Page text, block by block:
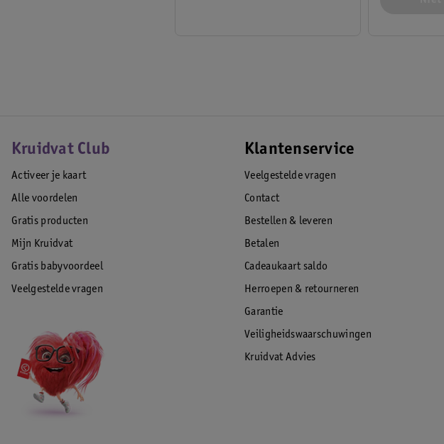
Kruidvat Club
Activeer je kaart
Alle voordelen
Gratis producten
Mijn Kruidvat
Gratis babyvoordeel
Veelgestelde vragen
Klantenservice
Veelgestelde vragen
Contact
Bestellen & leveren
Betalen
Cadeaukaart saldo
Herroepen & retourneren
Garantie
Veiligheidswaarschuwingen
Kruidvat Advies